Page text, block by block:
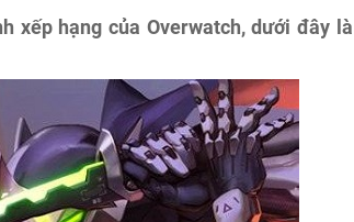
xếp hạng của Overwatch, dưới đây là